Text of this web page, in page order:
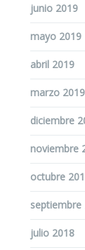
junio 2019
mayo 2019
abril 2019
marzo 2019
diciembre
noviembre
octubre
septiembre
julio 2018